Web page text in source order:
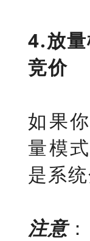
4.放
竞价
如果
量模
是系
注意：